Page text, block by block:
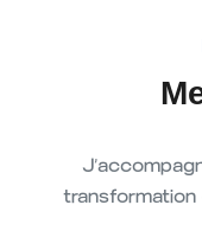
transformation